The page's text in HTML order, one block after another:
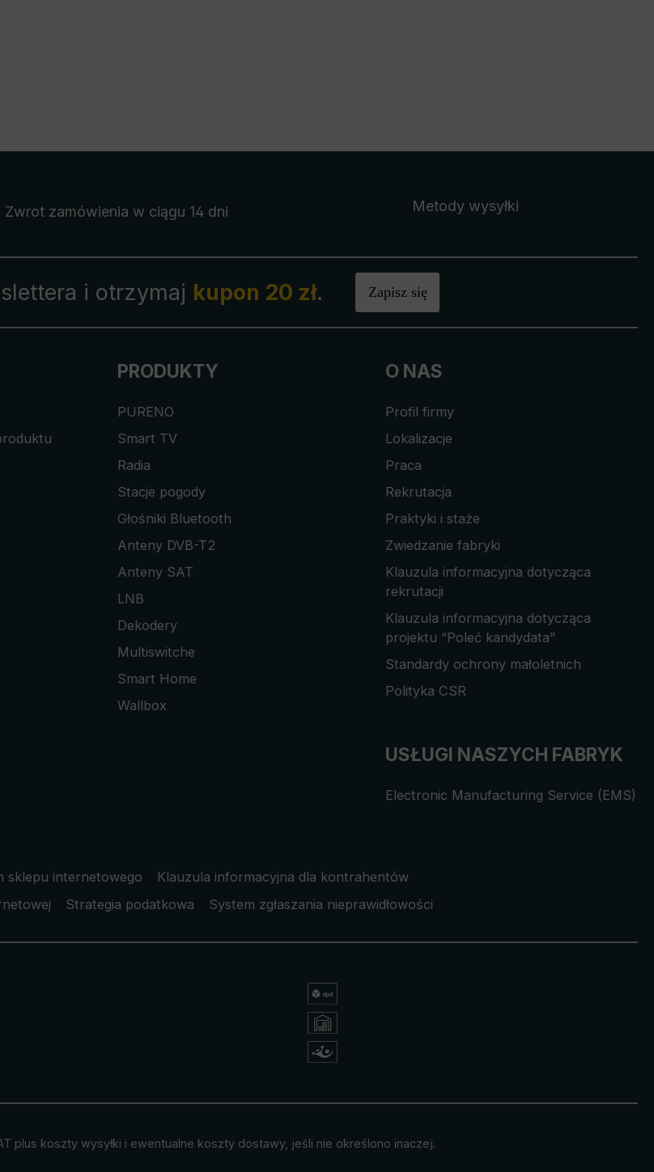
Zwrot zamówienia w ciągu 14 dni Metody wysyłki
i otrzymaj kupon 20 zł. Zapisz się
PRODUKTY
PURENO
Smart TV
Radia
Stacje pogody
Głośniki Bluetooth
Anteny DVB-T2
Anteny SAT
LNB
Dekodery
Multiswitche
Smart Home
Wallbox
O NAS
Profil firmy
Lokalizacje
Praca
Rekrutacja
Praktyki i staże
Zwiedzanie fabryki
Klauzula informacyjna dotycząca
rekrutacji
Klauzula informacyjna dotycząca
projektu “Poleć kandydata”
Standardy ochrony małoletnich
Polityka CSR
USŁUGI NASZYCH FABRYK
Electronic Manufacturing Service (EMS)
sklepu internetowego
Klauzula informacyjna dla kontrahentów
Strategia podatkowa System zgłaszania nieprawidłowości
plus koszty wysyłki i ewentualne koszty dostawy, jeśli nie określono inaczej.